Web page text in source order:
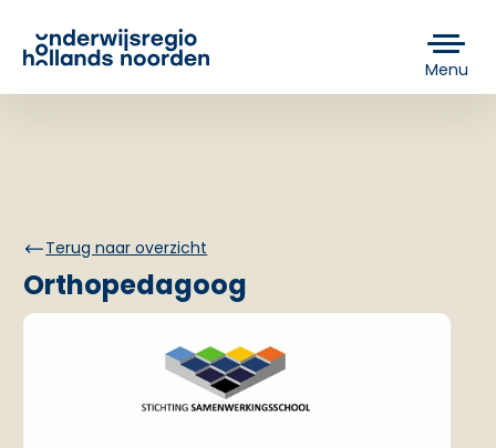
Menu
Terug naar overzicht
Orthopedagoog